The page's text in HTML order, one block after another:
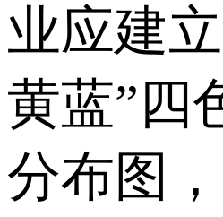
业应建
黄蓝”四
分布图